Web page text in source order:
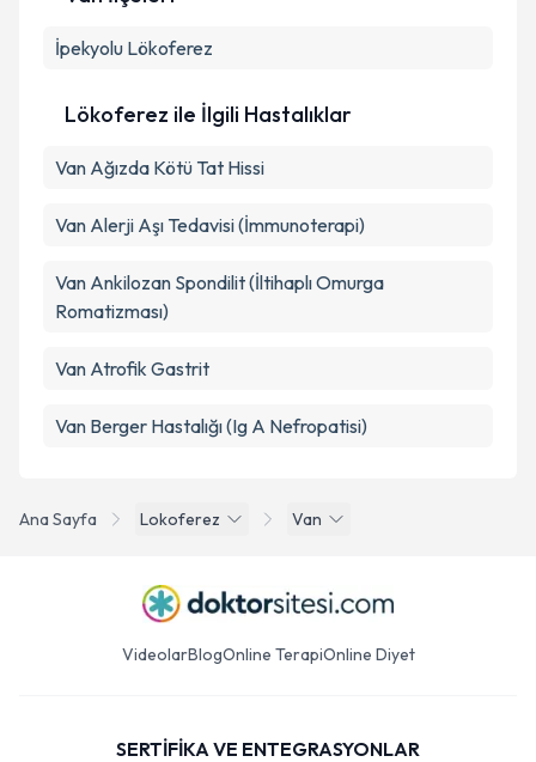
Kişisel verilerimin işlenmesine ilişkin
Takvim Talebini Gönder
Ana Sayfa Lokoferez Van
İpekyolu Lökoferez
Lökoferez ile İlgili Hastalıklar
Van Ağızda Kötü Tat Hissi
Van Alerji Aşı Tedavisi (İmmunoterapi)
Van Ankilozan Spondilit (İltihaplı Omurga
Romatizması)
Van Atrofik Gastrit
Van Berger Hastalığı (Ig A Nefropatisi)
VideolarBlogOnline TerapiOnline Diyet
SERTİFİKA VE ENTEGRASYONLAR